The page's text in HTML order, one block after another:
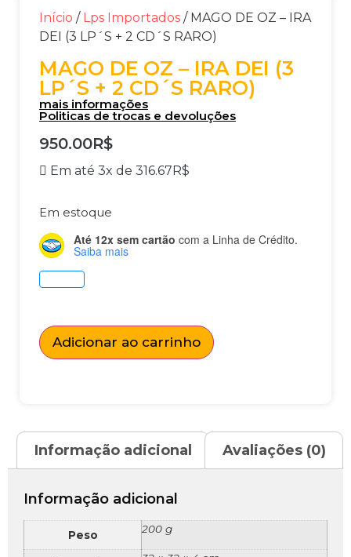
Início / Lps Importados / MAGO DE OZ – IRA
DEI (3 LP´S + 2 CD´S RARO)
MAGO DE OZ – IRA DEI (3
LP´S + 2 CD´S RARO)
mais informações
Politicas de trocas e devoluções
950.00R$
Em até 3x de 316.67R$
Em estoque
Até 12x sem cartão com a Linha de Crédito.
Saiba mais
Adicionar ao carrinho
Informação adicional Avaliações (0)
Informação adicional
Peso 200 g